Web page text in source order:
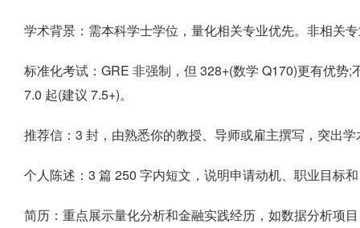
学术背景：需本科学士学位，量化相关专业优先。非相关
标准化考试：GRE 非强制，但 328+(数学 Q170)更有优势
7.0 起(建议 7.5+)。
推荐信：3 封，由熟悉你的教授、导师或雇主撰写，突出
个人陈述：3 篇 250 字内短文，说明申请动机、职业目标
简历：重点展示量化分析和金融实践经历，如数据分析项